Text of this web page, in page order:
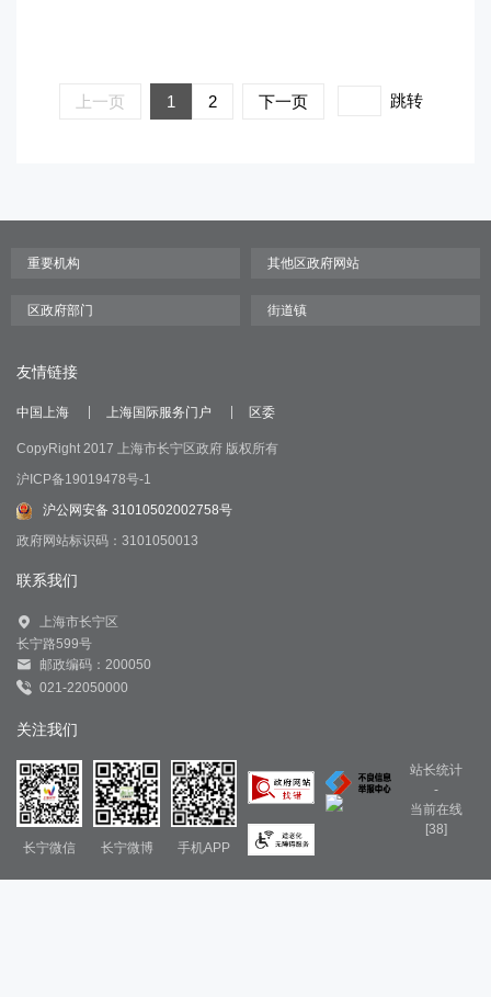
上一页 1 2 下一页 跳转
友情链接
中国上海 上海国际服务门户 区委
CopyRight 2017 上海市长宁区政府 版权所有
沪ICP备19019478号-1
沪公网安备 31010502002758号
政府网站标识码：3101050013
联系我们
上海市长宁区
长宁路599号
邮政编码：200050
021-22050000
关注我们
长宁微信 长宁微博 手机APP
站长统计
-
当前在线
[38]